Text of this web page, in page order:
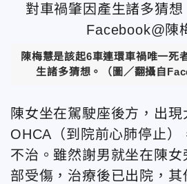
陳梅慧是該起6車連環車禍唯一死
生諸多猜想。（圖／翻攝自
陳女坐在駕駛座後方，出現
OHCA（到院前心肺停止）
不治。雖然謝男就坐在陳
部受傷，治療後已出院，其